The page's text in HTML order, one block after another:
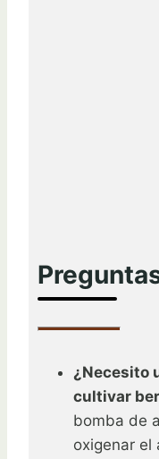
¿Necesito
cultivar
bomba de
oxigenar el